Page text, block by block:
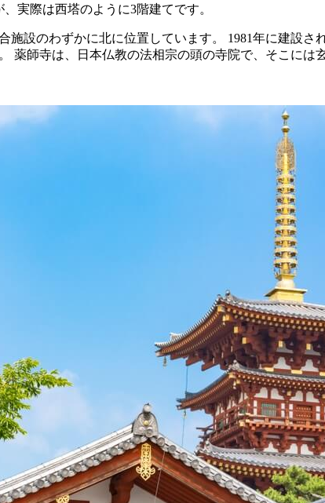
実際は西塔のように3階建てです。
設のわずかに北に位置しています。 1981年に建設
薬師寺は、日本仏教の法相宗の頭の寺院で、そこには